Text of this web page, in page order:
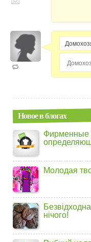
Новое в блогах
Фирменные
Молодая
нічого!